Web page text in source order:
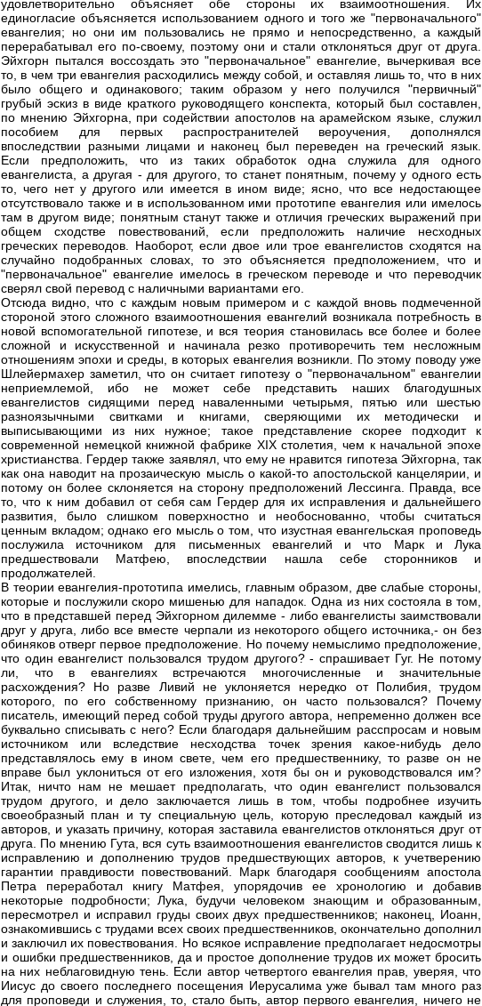
удовлетворительно объясняет обе стороны их взаимоотношения. Их
единогласие объясняется использованием одного и того же "первоначального"
евангелия; но они им пользовались не прямо и непосредственно, а каждый
перерабатывал его по-своему, поэтому они и стали отклоняться друг от друга.
Эйхгорн пытался воссоздать это "первоначальное" евангелие, вычеркивая все
то, в чем три евангелия расходились между собой, и оставляя лишь то, что в них
было общего и одинакового; таким образом у него получился "первичный"
грубый эскиз в виде краткого руководящего конспекта, который был составлен,
по мнению Эйхгорна, при содействии апостолов на арамейском языке, служил
пособием для первых распространителей вероучения, дополнялся
впоследствии разными лицами и наконец был переведен на греческий язык.
Если предположить, что из таких обработок одна служила для одного
евангелиста, а другая - для другого, то станет понятным, почему у одного есть
то, чего нет у другого или имеется в ином виде; ясно, что все недостающее
отсутствовало также и в использованном ими прототипе евангелия или имелось
там в другом виде; понятным станут также и отличия греческих выражений при
общем сходстве повествований, если предположить наличие несходных
греческих переводов. Наоборот, если двое или трое евангелистов сходятся на
случайно подобранных словах, то это объясняется предположением, что и
"первоначальное" евангелие имелось в греческом переводе и что переводчик
сверял свой перевод с наличными вариантами его.
Отсюда видно, что с каждым новым примером и с каждой вновь подмеченной
стороной этого сложного взаимоотношения евангелий возникала потребность в
новой вспомогательной гипотезе, и вся теория становилась все более и более
сложной и искусственной и начинала резко противоречить тем несложным
отношениям эпохи и среды, в которых евангелия возникли. По этому поводу уже
Шлейермахер заметил, что он считает гипотезу о "первоначальном" евангелии
неприемлемой, ибо не может себе представить наших благодушных
евангелистов сидящими перед наваленными четырьмя, пятью или шестью
разноязычными свитками и книгами, сверяющими их методически и
выписывающими из них нужное; такое представление скорее подходит к
современной немецкой книжной фабрике XIX столетия, чем к начальной эпохе
христианства. Гердер также заявлял, что ему не нравится гипотеза Эйхгорна, так
как она наводит на прозаическую мысль о какой-то апостольской канцелярии, и
потому он более склоняется на сторону предположений Лессинга. Правда, все
то, что к ним добавил от себя сам Гердер для их исправления и дальнейшего
развития, было слишком поверхностно и необоснованно, чтобы считаться
ценным вкладом; однако его мысль о том, что изустная евангельская проповедь
послужила источником для письменных евангелий и что Марк и Лука
предшествовали Матфею, впоследствии нашла себе сторонников и
продолжателей.
В теории евангелия-прототипа имелись, главным образом, две слабые стороны,
которые и послужили скоро мишенью для нападок. Одна из них состояла в том,
что в представшей перед Эйхгорном дилемме - либо евангелисты заимствовали
друг у друга, либо все вместе черпали из некоторого общего источника,- он без
обиняков отверг первое предположение. Но почему немыслимо предположение,
что один евангелист пользовался трудом другого? - спрашивает Гуг. Не потому
ли, что в евангелиях встречаются многочисленные и значительные
расхождения? Но разве Ливий не уклоняется нередко от Полибия, трудом
которого, по его собственному признанию, он часто пользовался? Почему
писатель, имеющий перед собой труды другого автора, непременно должен все
буквально списывать с него? Если благодаря дальнейшим расспросам и новым
источником или вследствие несходства точек зрения какое-нибудь дело
представлялось ему в ином свете, чем его предшественнику, то разве он не
вправе был уклониться от его изложения, хотя бы он и руководствовался им?
Итак, ничто нам не мешает предполагать, что один евангелист пользовался
трудом другого, и дело заключается лишь в том, чтобы подробнее изучить
своеобразный план и ту специальную цель, которую преследовал каждый из
авторов, и указать причину, которая заставила евангелистов отклоняться друг от
друга. По мнению Гута, вся суть взаимоотношения евангелистов сводится лишь к
исправлению и дополнению трудов предшествующих авторов, к учетверению
гарантии правдивости повествований. Марк благодаря сообщениям апостола
Петра переработал книгу Матфея, упорядочив ее хронологию и добавив
некоторые подробности; Лука, будучи человеком знающим и образованным,
пересмотрел и исправил груды своих двух предшественников; наконец, Иоанн,
ознакомившись с трудами всех своих предшественников, окончательно дополнил
и заключил их повествования. Но всякое исправление предполагает недосмотры
и ошибки предшественников, да и простое дополнение трудов их может бросить
на них неблаговидную тень. Если автор четвертого евангелия прав, уверяя, что
Иисус до своего последнего посещения Иерусалима уже бывал там много раз
для проповеди и служения, то, стало быть, автор первого евангелия, ничего не